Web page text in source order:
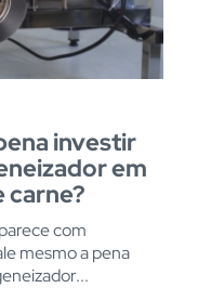
investir
em
carne?
com
mesmo a pena